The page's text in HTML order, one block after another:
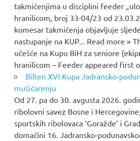
takmičenjima u disciplini feeder
hranilicom, broj 33-04/23 od
komesar takmičenja objavljuje
nastupanje na KUP... Read more »
učešće na Kupu BiH za seniore
hranilicom – Feeder appeared first
Bilten XVI Kupa Jadransko-
mušičarenju
Od 27. pa do 30. avgusta 2026.
ribolovni savez Bosne i
sportskih ribolovaca ‘Goražde’ i
domaćini 16. Jadransko-